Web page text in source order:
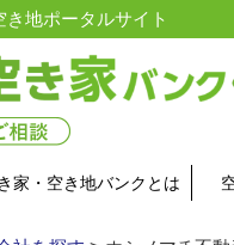
地ポータルサイト
家・空き地バンクとは